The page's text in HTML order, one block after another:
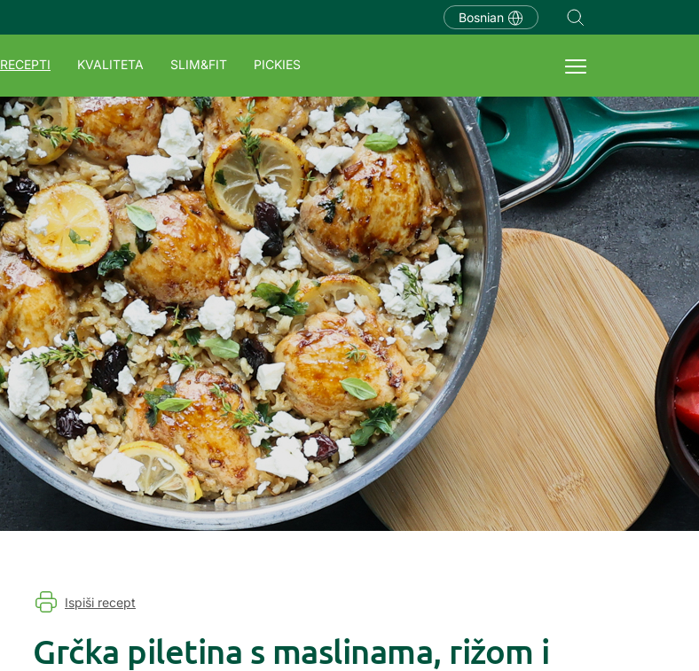
Bosnian
RECEPTI KVALITETA SLIM&FIT PICKIES
Ispiši recept
Grčka piletina s maslinama, rižom i